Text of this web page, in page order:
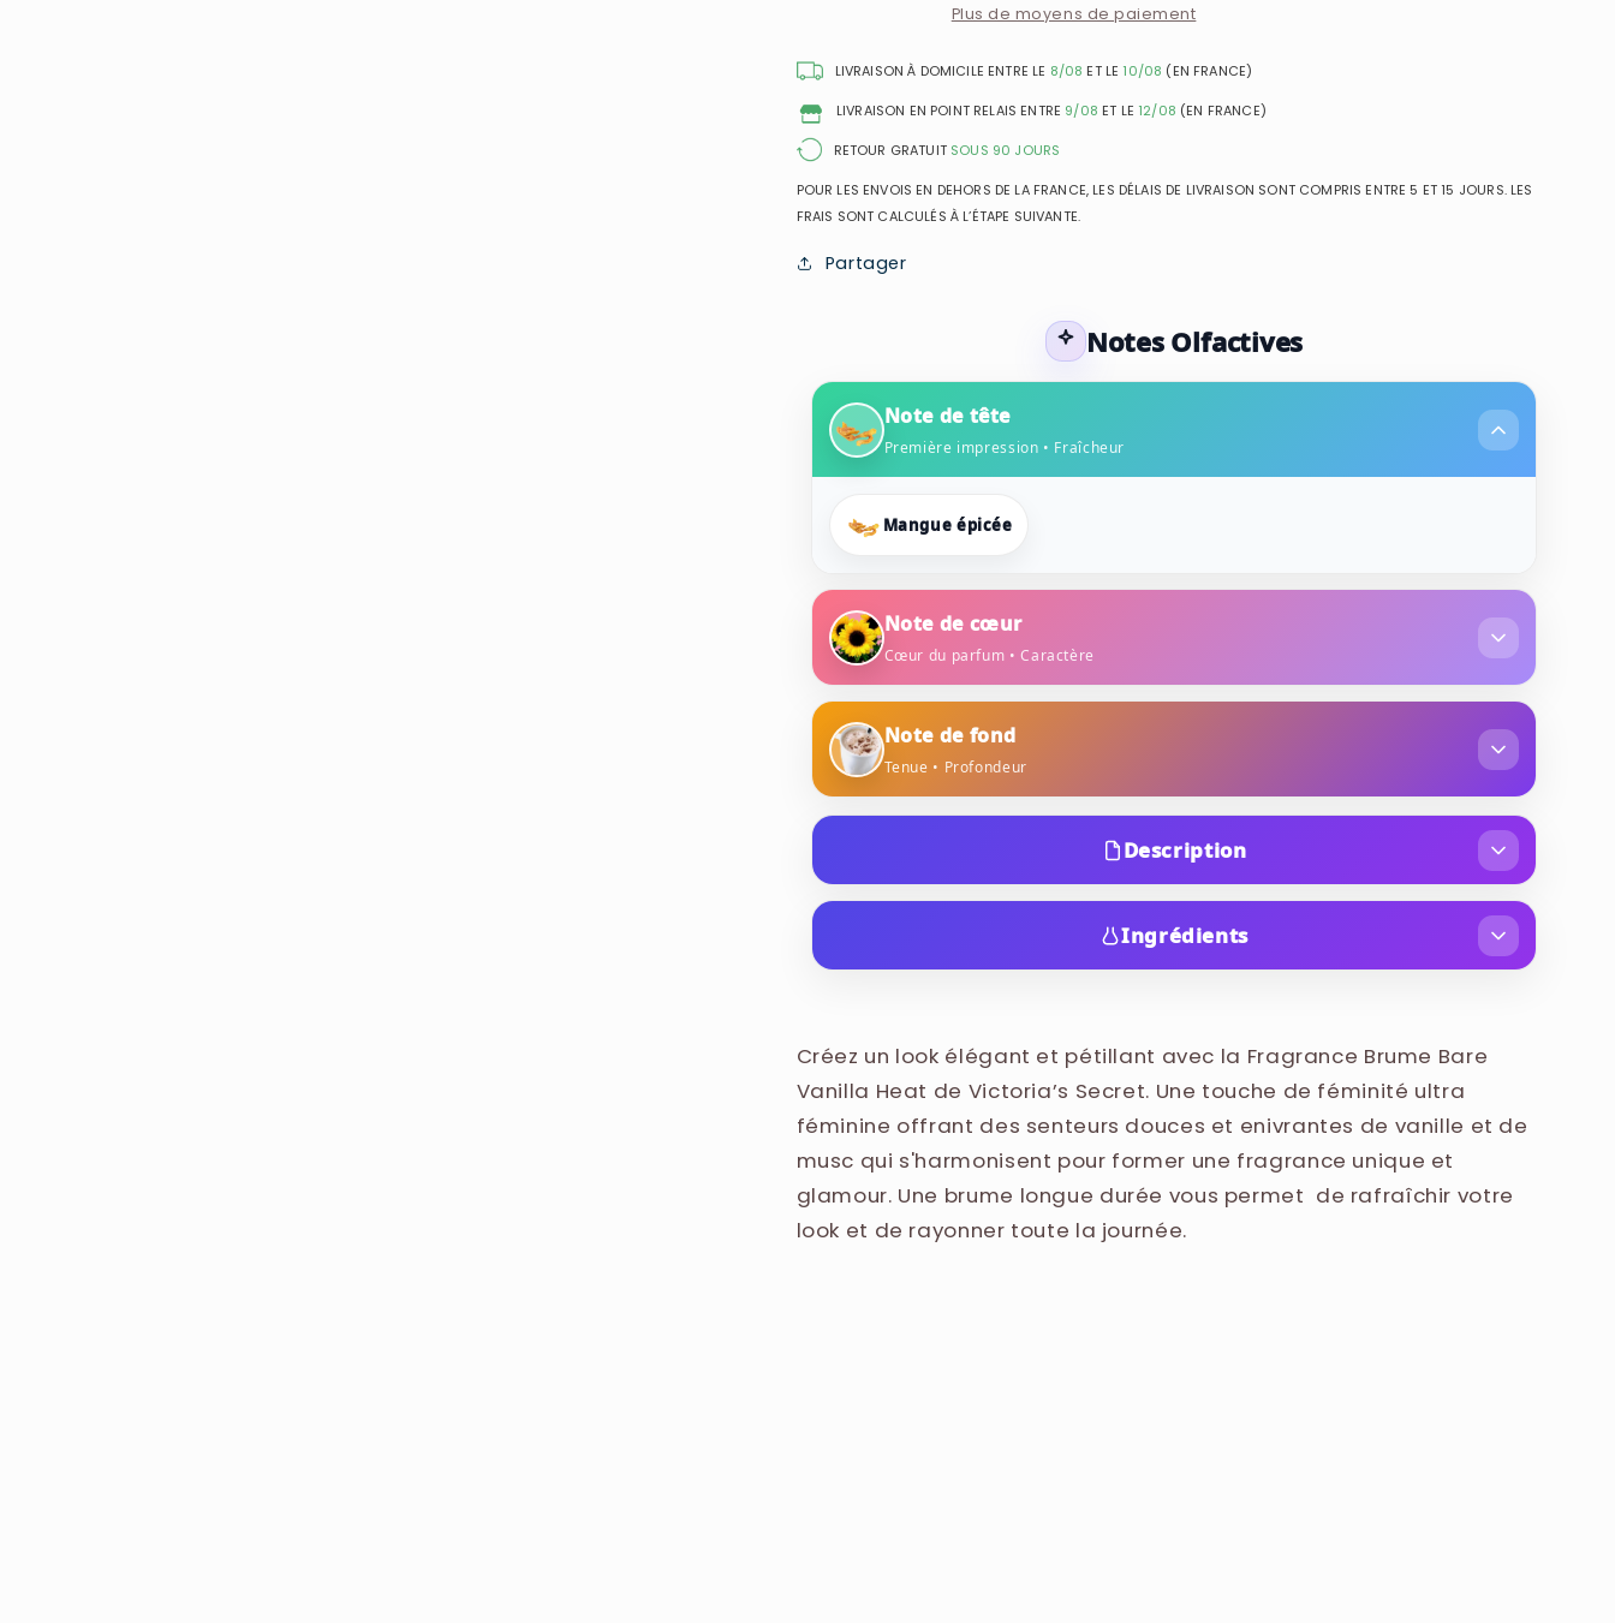
-
Brume
Vanilla
-
Brume
Plus de moyens de paiement
LIVRAISON À DOMICILE ENTRE LE 8/08 ET LE 10/08 (EN FRANCE)
LIVRAISON EN POINT RELAIS ENTRE 9/08 ET LE 12/08 (EN FRANCE)
RETOUR GRATUIT SOUS 90 JOURS
POUR LES ENVOIS EN DEHORS DE LA FRANCE, LES DÉLAIS DE LIVRAISON SONT COMPRIS ENTRE 5 ET 15 JOURS. LES
FRAIS SONT CALCULÉS À L’ÉTAPE SUIVANTE.
Partager
Notes Olfactives
Note de tête
Première impression • Fraîcheur
Mangue épicée
Note de cœur
Cœur du parfum • Caractère
Note de fond
Tenue • Profondeur
Description
Victoria's Secret - Bare Vanilla Heat - Fragrance Brume. Lancée en 2021 dans
le cadre de la collection limitée "Heat", cette brume parfumée d'origine
américaine est une déclinaison estivale et intense de la célèbre Bare Vanilla.
Ingrédients
OIL, ETHYLHEXYL METHOXYCINNAMATE, BUTYL
METHOXYDIBENZOYLMETHANE, ETHYLHEXYL SALICYLATE, LINALOOL,
BENZYL SALICYLATE, COUMARIN.
Créez un look élégant et pétillant avec la Fragrance Brume Bare
Vanilla Heat de Victoria’s Secret. Une touche de féminité ultra
féminine offrant des senteurs douces et enivrantes de vanille et de
musc qui s'harmonisent pour former une fragrance unique et
glamour. Une brume longue durée vous permet de rafraîchir votre
look et de rayonner toute la journée.